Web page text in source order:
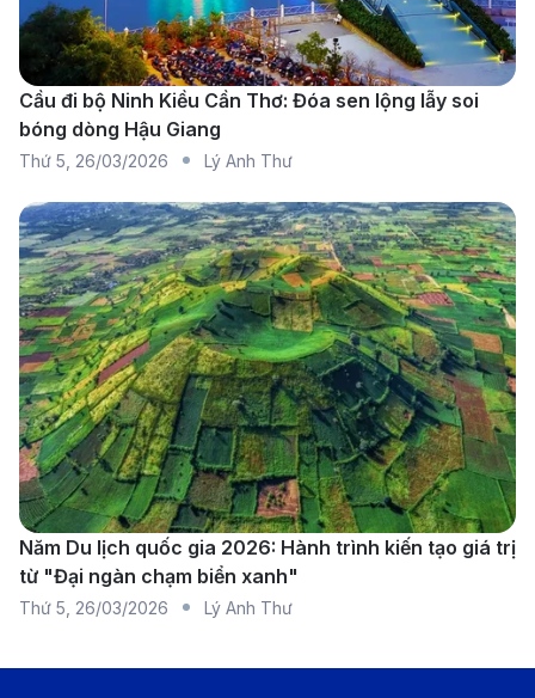
Thông tin về sân bay quốc tế Vinh (VII)
Sân bay quốc tế Vinh (Vinh International Airport - VII)
là sân bay chính của khu vực miền Trung Việt Nam,
cách trung tâm thành phố Vinh khoảng 8 km. Sân bay
và khu mua sắm, mang đến sự thuận tiện cho du
khách. Bạn có thể dễ dàng di chuyển từ trung tâm
thành phố đến sân bay bằng taxi hoặc dịch vụ xe
công nghệ như Grab. Sân bay cũng cung cấp Wi-Fi
miễn phí, khu vực chờ thoải mái và các dịch vụ hỗ trợ
hành khách. Các chuyến bay quốc nội và quốc tế
được khai thác thường xuyên, đáp ứng nhu cầu của
hành khách. Với cơ sở hạ tầng hiện đại và vị trí thuận
lợi, sân bay quốc tế Vinh đóng vai trò quan trọng
trong các chuyến du lịch và công tác từ miền Trung
Việt Nam.
Cầu đi bộ Ninh Kiều Cần Thơ: Đóa sen lộng lẫy soi
bóng dòng Hậu Giang
Thứ 5 26/03/2026 Lý Anh Thư
Năm Du lịch quốc gia 2026: Hành trình kiến tạo giá trị
từ "Đại ngàn chạm biển xanh"
Thứ 5 26/03/2026 Lý Anh Thư